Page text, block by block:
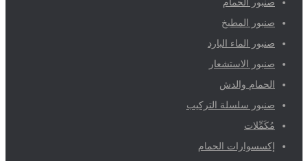
صنبور الحمام
صنبور المطبخ
صنبور الماء البارد
صنبور الاستشعار
الحمام والدش
صنبور سلسلة التركيب
مُكَمِّلات
إكسسوارات الحمام